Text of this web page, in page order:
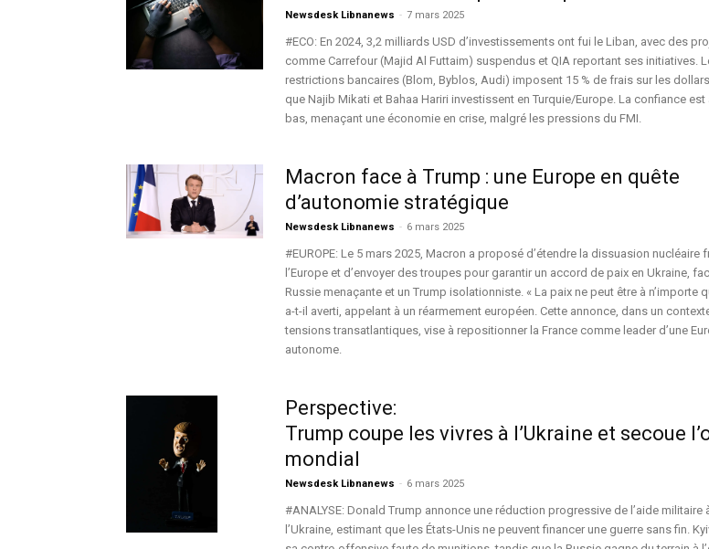
Newsdesk Libnanews - 7 mars 2025
#ECO: En 2024, 3,2 milliards USD d’investissements ont fui le Liban, avec des
comme Carrefour (Majid Al Futtaim) suspendus et QIA reportant ses initiatives.
restrictions bancaires (Blom, Byblos, Audi) imposent 15 % de frais sur les
que Najib Mikati et Bahaa Hariri investissent en Turquie/Europe. La confiance est
bas, menaçant une économie en crise, malgré les pressions du FMI.
Macron face à Trump : une Europe en quête
d’autonomie stratégique
Newsdesk Libnanews - 6 mars 2025
#EUROPE: Le 5 mars 2025, Macron a proposé d’étendre la dissuasion nucléaire
l’Europe et d’envoyer des troupes pour garantir un accord de paix en Ukraine,
Russie menaçante et un Trump isolationniste. « La paix ne peut être à n’importe
a-t-il averti, appelant à un réarmement européen. Cette annonce, dans un
tensions transatlantiques, vise à repositionner la France comme leader d’une
autonome.
Perspective:
Trump coupe les vivres à l’Ukraine et secoue
mondial
Newsdesk Libnanews - 6 mars 2025
#ANALYSE: Donald Trump annonce une réduction progressive de l’aide militaire
l’Ukraine, estimant que les États-Unis ne peuvent financer une guerre sans fin.